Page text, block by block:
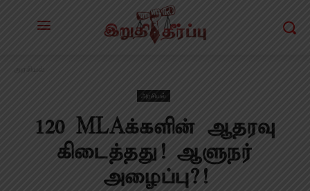
அரசியல்
அரசியல்
120 MLAக்களின் ஆதரவு
கிடைத்தது! ஆளுநர்
அழைப்பு?!